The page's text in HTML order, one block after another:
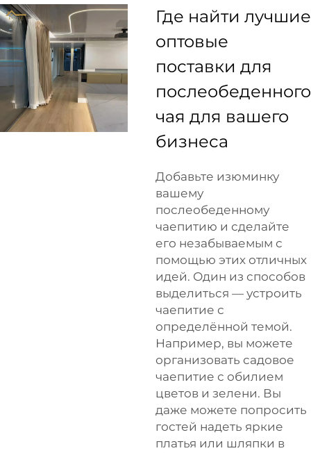
Где найти лучшие
оптовые
поставки для
послеобеденного
чая для вашего
бизнеса
Добавьте изюминку
вашему
послеобеденному
чаепитию и сделайте
его незабываемым с
помощью этих отличных
идей. Один из способов
выделиться — устроить
чаепитие с
определённой темой.
Например, вы можете
организовать садовое
чаепитие с обилием
цветов и зелени. Вы
даже можете попросить
гостей надеть яркие
платья или шляпки в